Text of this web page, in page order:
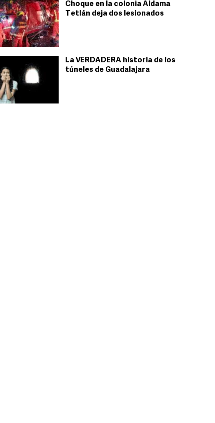
Choque en la colonia Aldama
Tetlán deja dos lesionados
La VERDADERA historia de los
túneles de Guadalajara